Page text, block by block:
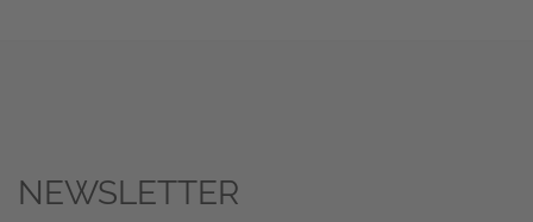
NEWSLETTER